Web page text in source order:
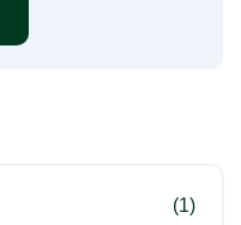
(1)